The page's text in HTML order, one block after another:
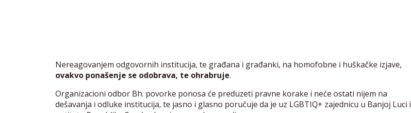
Nereagovanjem odgovornih institucija, te građana i građanki, na homofobne i huškačke izjave,
ovakvo ponašenje se odobrava, te ohrabruje.
Organizacioni odbor Bh. povorke ponosa će preduzeti pravne korake i neće ostati nijem na
dešavanja i odluke institucija, te jasno i glasno poručuje da je uz LGBTIQ+ zajednicu u Banjoj Luci i